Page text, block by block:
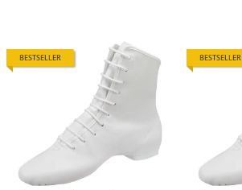
BESTSELLER BESTSELLER